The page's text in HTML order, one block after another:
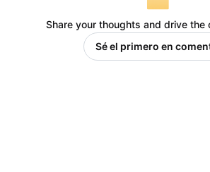
Share your thoughts and drive the
Sé el primero en